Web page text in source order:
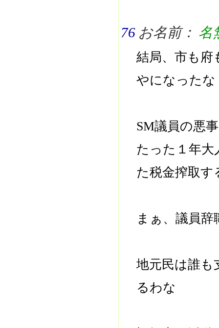
76 お名前： 名
結局、市も府
やになったな
SM議員の悪
たった１年
た税金搾取
まぁ、議員
地元民は誰も
るわな